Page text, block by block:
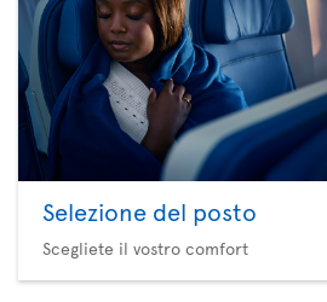
Selezione del posto
Scegliete il vostro comfort